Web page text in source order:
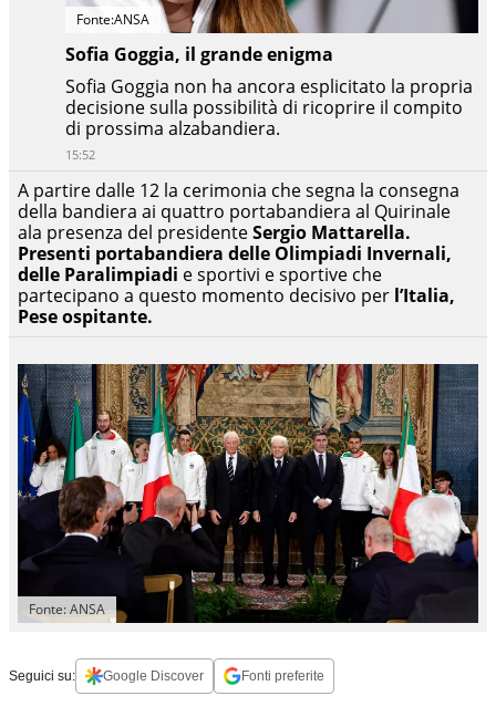
Fonte:ANSA
Sofia Goggia, il grande enigma
Sofia Goggia non ha ancora esplicitato la propria
decisione sulla possibilità di ricoprire il compito
di prossima alzabandiera.
15:52
A partire dalle 12 la cerimonia che segna la consegna
della bandiera ai quattro portabandiera al Quirinale
ala presenza del presidenteSergio Mattarella.
Presenti portabandiera delle Olimpiadi Invernali,
delle Paralimpiadi e sportivi e sportive che
partecipano a questo momento decisivo per l’Italia,
Pese ospitante.
Fonte: ANSA
Seguici su: Google Discover Fonti preferite